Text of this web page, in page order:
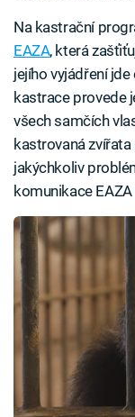
Na kastrační
EAZA, která
jejího vyjádření
kastrace provede
všech samčích
kastrovaná
jakýchkoliv
komunikace